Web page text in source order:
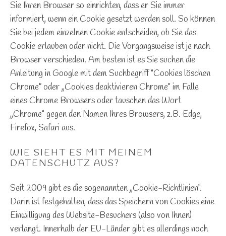
Sie Ihren Browser so einrichten, dass er Sie immer
informiert, wenn ein Cookie gesetzt werden soll. So können
Sie bei jedem einzelnen Cookie entscheiden, ob Sie das
Cookie erlauben oder nicht. Die Vorgangsweise ist je nach
Browser verschieden. Am besten ist es Sie suchen die
Anleitung in Google mit dem Suchbegriff “Cookies löschen
Chrome” oder „Cookies deaktivieren Chrome“ im Falle
eines Chrome Browsers oder tauschen das Wort
„Chrome“ gegen den Namen Ihres Browsers, z.B. Edge,
Firefox, Safari aus.
WIE SIEHT ES MIT MEINEM
DATENSCHUTZ AUS?
Seit 2009 gibt es die sogenannten „Cookie-Richtlinien“.
Darin ist festgehalten, dass das Speichern von Cookies eine
Einwilligung des Website-Besuchers (also von Ihnen)
verlangt. Innerhalb der EU-Länder gibt es allerdings noch